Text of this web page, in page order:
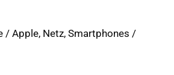
/ Apple, Netz, Smartphones /